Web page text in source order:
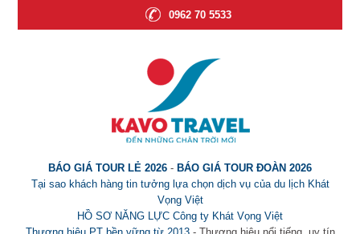
0962 70 5533
BÁO GIÁ TOUR LẺ 2026 - BÁO GIÁ TOUR ĐOÀN 2026
Tại sao khách hàng tin tưởng lựa chọn dịch vụ của du lịch Khát
Vọng Việt
HỒ SƠ NĂNG LỰC Công ty Khát Vọng Việt